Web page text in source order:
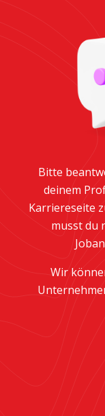
Bitte
deinem
Karriereseite
musst du
Wir